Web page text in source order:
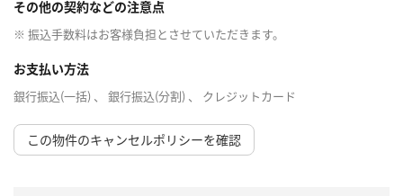
その他の契約などの注意点
※ 振込手数料はお客様負担とさせていただきます。
お支払い方法
銀行振込(一括) 、 銀行振込(分割) 、 クレジットカード
この物件のキャンセルポリシーを確認